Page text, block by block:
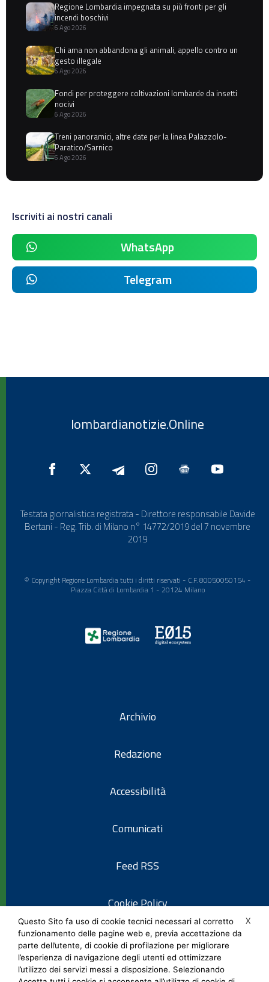
Regione Lombardia impegnata su più fronti per gli
incendi boschivi
6 Ago 2026
Chi ama non abbandona gli animali, appello contro un
gesto illegale
6 Ago 2026
Fondi per proteggere coltivazioni lombarde da insetti
nocivi
6 Ago 2026
Treni panoramici, altre date per la linea Palazzolo-
Paratico/Sarnico
6 Ago 2026
Iscriviti ai nostri canali
WhatsApp
Telegram
lombardianotizie.Online
Testata giornalistica registrata - Direttore responsabile Davide
Bertani - Reg. Trib. di Milano n° 14772/2019 del 7 novembre
2019
© Copyright Regione Lombardia tutti i diritti riservati - C.F. 80050050154 -
Piazza Città di Lombardia 1 - 20124 Milano
Archivio
Redazione
Accessibilità
Comunicati
Feed RSS
Cookie Policy
Informativa privacy
Note legali
X
Questo Sito fa uso di cookie tecnici necessari al corretto
funzionamento delle pagine web e, previa accettazione da
parte dell’utente, di cookie di profilazione per migliorare
l’esperienza di navigazione degli utenti ed ottimizzare
l’utilizzo dei servizi messi a disposizione. Selezionando